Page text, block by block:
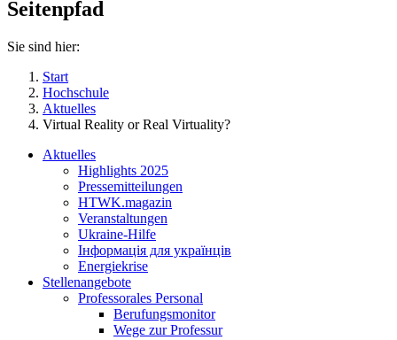
Seitenpfad
Sie sind hier:
Start
Hochschule
Aktuelles
Virtual Reality or Real Virtuality?
Aktuelles
Highlights 2025
Pressemitteilungen
HTWK.magazin
Veranstaltungen
Ukraine-Hilfe
Інформація для українців
Energiekrise
Stellenangebote
Professorales Personal
Berufungsmonitor
Wege zur Professur